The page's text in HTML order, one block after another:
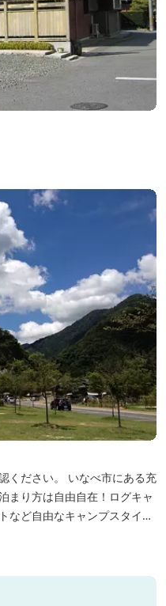
なべ市にある充
まり方は自由自在！ログキャ
など自由なキャンプスタイル
がありますので、雨や風の
ただけます。日帰り利用、団